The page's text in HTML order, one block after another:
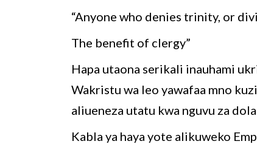
“Anyone who denies trinity, or
The benefit of clergy”
Hapa utaona serikali inauhami
Wakristu wa leo yawafaa mno
aliueneza utatu kwa nguvu za
Kabla ya haya yote alikuweko